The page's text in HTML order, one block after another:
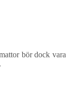
bör dock